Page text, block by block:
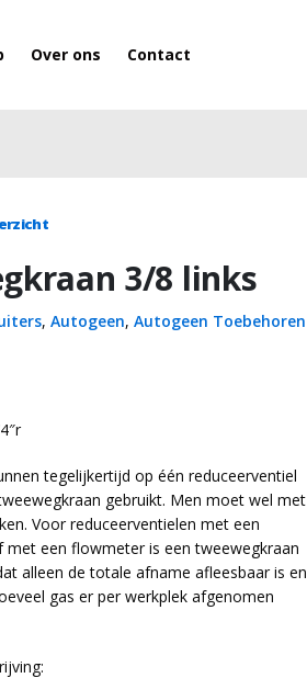
Over ons Contact
3/8 links
, Autogeen, Autogeen Toebehoren
tegelijkertijd op één reduceerventiel
gebruikt. Men moet wel met
Voor reduceerventielen met een
een flowmeter is een tweewegkraan
alleen de totale afname afleesbaar is en
gas er per werkplek afgenomen